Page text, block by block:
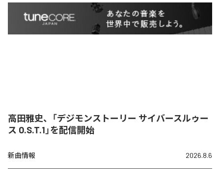
高田雅史、「デジモンストーリー サイバースルゥー
ス O.S.T.1」を配信開始
新曲情報 2026.8.6